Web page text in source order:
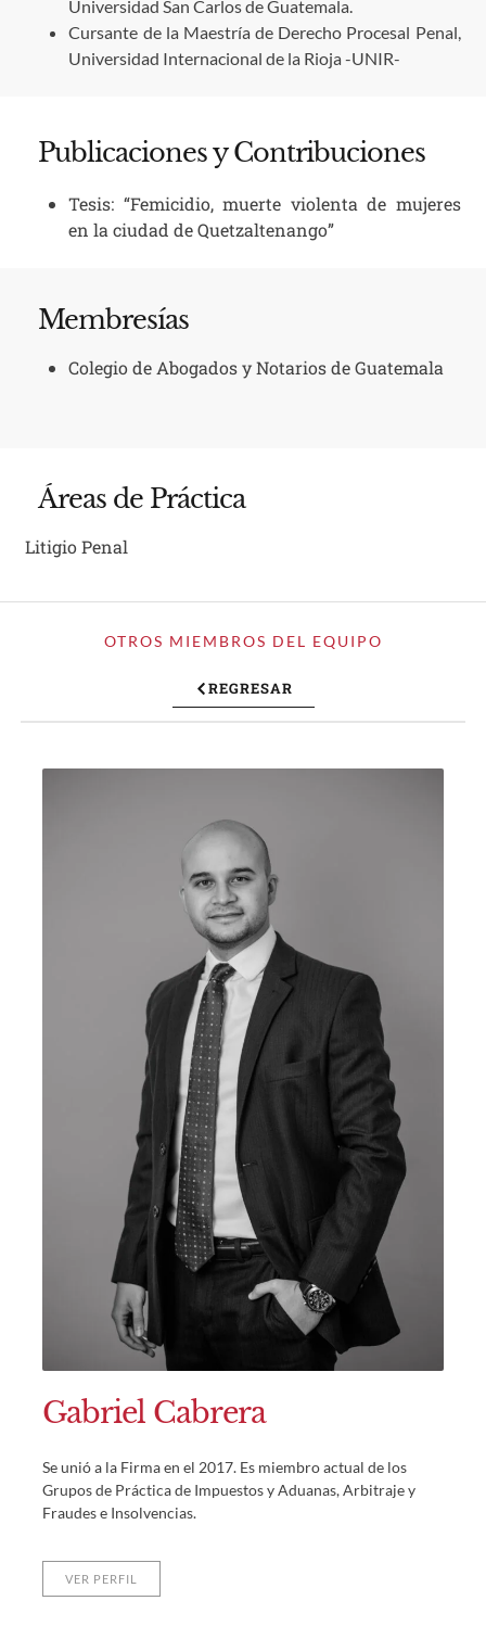
Universidad San Carlos de Guatemala.
Cursante de la Maestría de Derecho Procesal Penal,
Universidad Internacional de la Rioja -UNIR-
Publicaciones y Contribuciones
Tesis: “Femicidio, muerte violenta de mujeres
en la ciudad de Quetzaltenango”
Membresías
Colegio de Abogados y Notarios de Guatemala
Áreas de Práctica
Litigio Penal
OTROS MIEMBROS DEL EQUIPO
REGRESAR
Gabriel Cabrera
Se unió a la Firma en el 2017. Es miembro actual de los
Grupos de Práctica de Impuestos y Aduanas, Arbitraje y
Fraudes e Insolvencias.
VER PERFIL